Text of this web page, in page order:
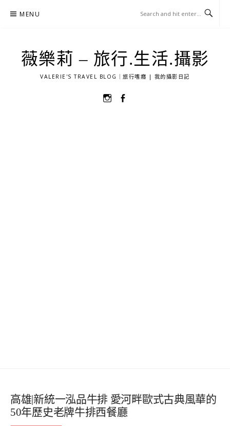
MENU
薇樂莉 – 旅行.生活.攝影
VALERIE'S TRAVEL BLOG｜旅行嗜癮 | 我的攝影日記
選
高雄|新統一泓品牛排 愛河畔歐式古典風華的
50年歷史老牌牛排西餐廳